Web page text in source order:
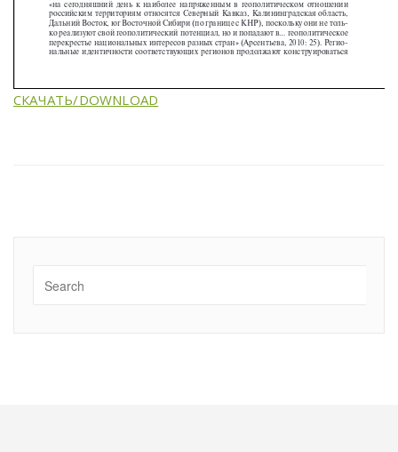
СКАЧАТЬ/DOWNLOAD